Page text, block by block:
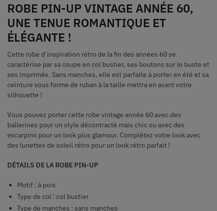
ROBE PIN-UP VINTAGE ANNÉE 60,
UNE TENUE ROMANTIQUE ET
ÉLÉGANTE !
Cette robe d’inspiration rétro de la fin des années 60 se
caractérise par sa coupe en col bustier, ses boutons sur le buste et
ses imprimés. Sans manches, elle est parfaite à porter en été et sa
ceinture sous forme de ruban à la taille mettra en avant votre
silhouette !
Vous pouvez porter cette robe vintage année 60 avec des
ballerines pour un style décontracté mais chic ou avec des
escarpins pour un look plus glamour. Complétez votre look avec
des lunettes de soleil rétro pour un look rétro parfait !
DÉTAILS DE LA ROBE PIN-UP
Motif : à pois
Type de col : col bustier
Type de manches : sans manches